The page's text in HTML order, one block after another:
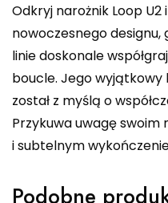
Odkryj narożnik Loop U2
nowoczesnego designu,
linie doskonale
boucle. Jego wyjątkowy
został z myślą o
Przykuwa uwagę
i subtelnym
Podobne